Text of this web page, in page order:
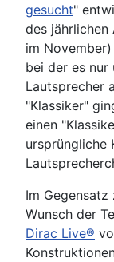
gesucht"
des jährlichen
im
bei der es
Lautsprecher
"Klassiker"
einen
ursprüngliche
Im
Wunsch der
Dirac Live®